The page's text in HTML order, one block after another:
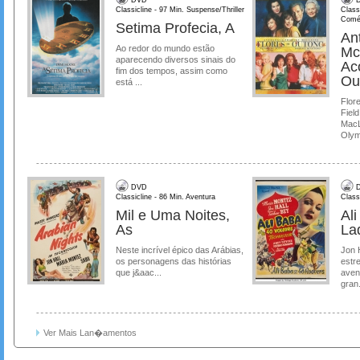
Classicline - 97 Min. Suspense/Thriller
Setima Profecia, A
Ao redor do mundo estão
aparecendo diversos sinais do
fim dos tempos, assim como
está ...
DVD
Classicline - 86 Min. Aventura
Mil e Uma Noites,
As
Neste incrível épico das Arábias,
os personagens das histórias
que j&aac...
Ali
Jon
Ver Mais Lan�amentos